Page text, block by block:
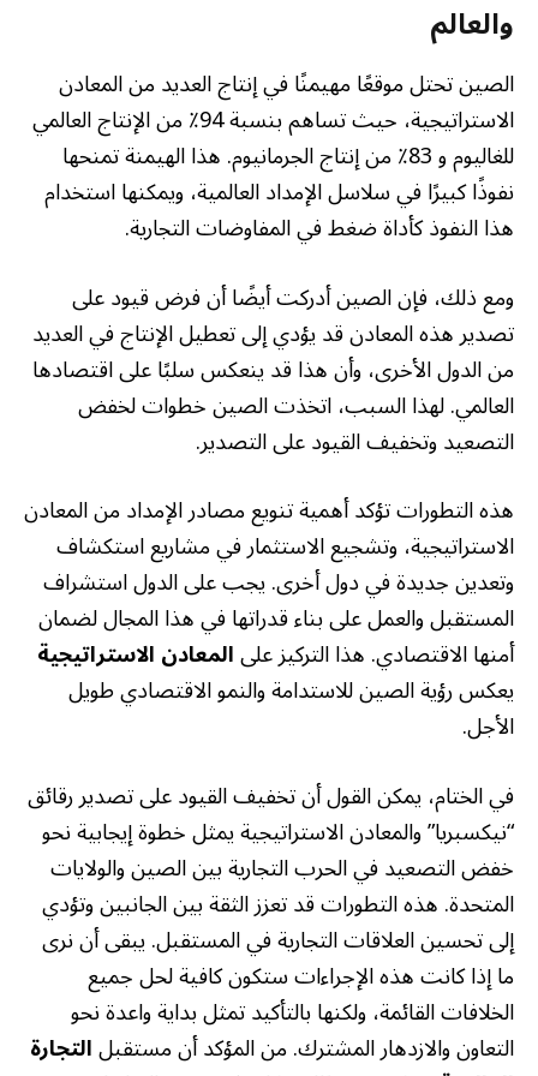
والعالم
الصين تحتل موقعًا مهيمنًا في إنتاج العديد من المعادن
الاستراتيجية، حيث تساهم بنسبة 94٪ من الإنتاج العالمي
للغاليوم و 83٪ من إنتاج الجرمانيوم. هذا الهيمنة تمنحها
نفوذًا كبيرًا في سلاسل الإمداد العالمية، ويمكنها استخدام
هذا النفوذ كأداة ضغط في المفاوضات التجارية.
ومع ذلك، فإن الصين أدركت أيضًا أن فرض قيود على
تصدير هذه المعادن قد يؤدي إلى تعطيل الإنتاج في العديد
من الدول الأخرى، وأن هذا قد ينعكس سلبًا على اقتصادها
العالمي. لهذا السبب، اتخذت الصين خطوات لخفض
التصعيد وتخفيف القيود على التصدير.
هذه التطورات تؤكد أهمية تنويع مصادر الإمداد من المعادن
الاستراتيجية، وتشجيع الاستثمار في مشاريع استكشاف
وتعدين جديدة في دول أخرى. يجب على الدول استشراف
المستقبل والعمل على بناء قدراتها في هذا المجال لضمان
أمنها الاقتصادي. هذا التركيز علىالمعادن الاستراتيجية
يعكس رؤية الصين للاستدامة والنمو الاقتصادي طويل
الأجل.
في الختام، يمكن القول أن تخفيف القيود على تصدير رقائق
“نيكسبريا” والمعادن الاستراتيجية يمثل خطوة إيجابية نحو
خفض التصعيد في الحرب التجارية بين الصين والولايات
المتحدة. هذه التطورات قد تعزز الثقة بين الجانبين وتؤدي
إلى تحسين العلاقات التجارية في المستقبل. يبقى أن نرى
ما إذا كانت هذه الإجراءات ستكون كافية لحل جميع
الخلافات القائمة، ولكنها بالتأكيد تمثل بداية واعدة نحو
التعاون والازدهار المشترك. من المؤكد أن مستقبلالتجارة